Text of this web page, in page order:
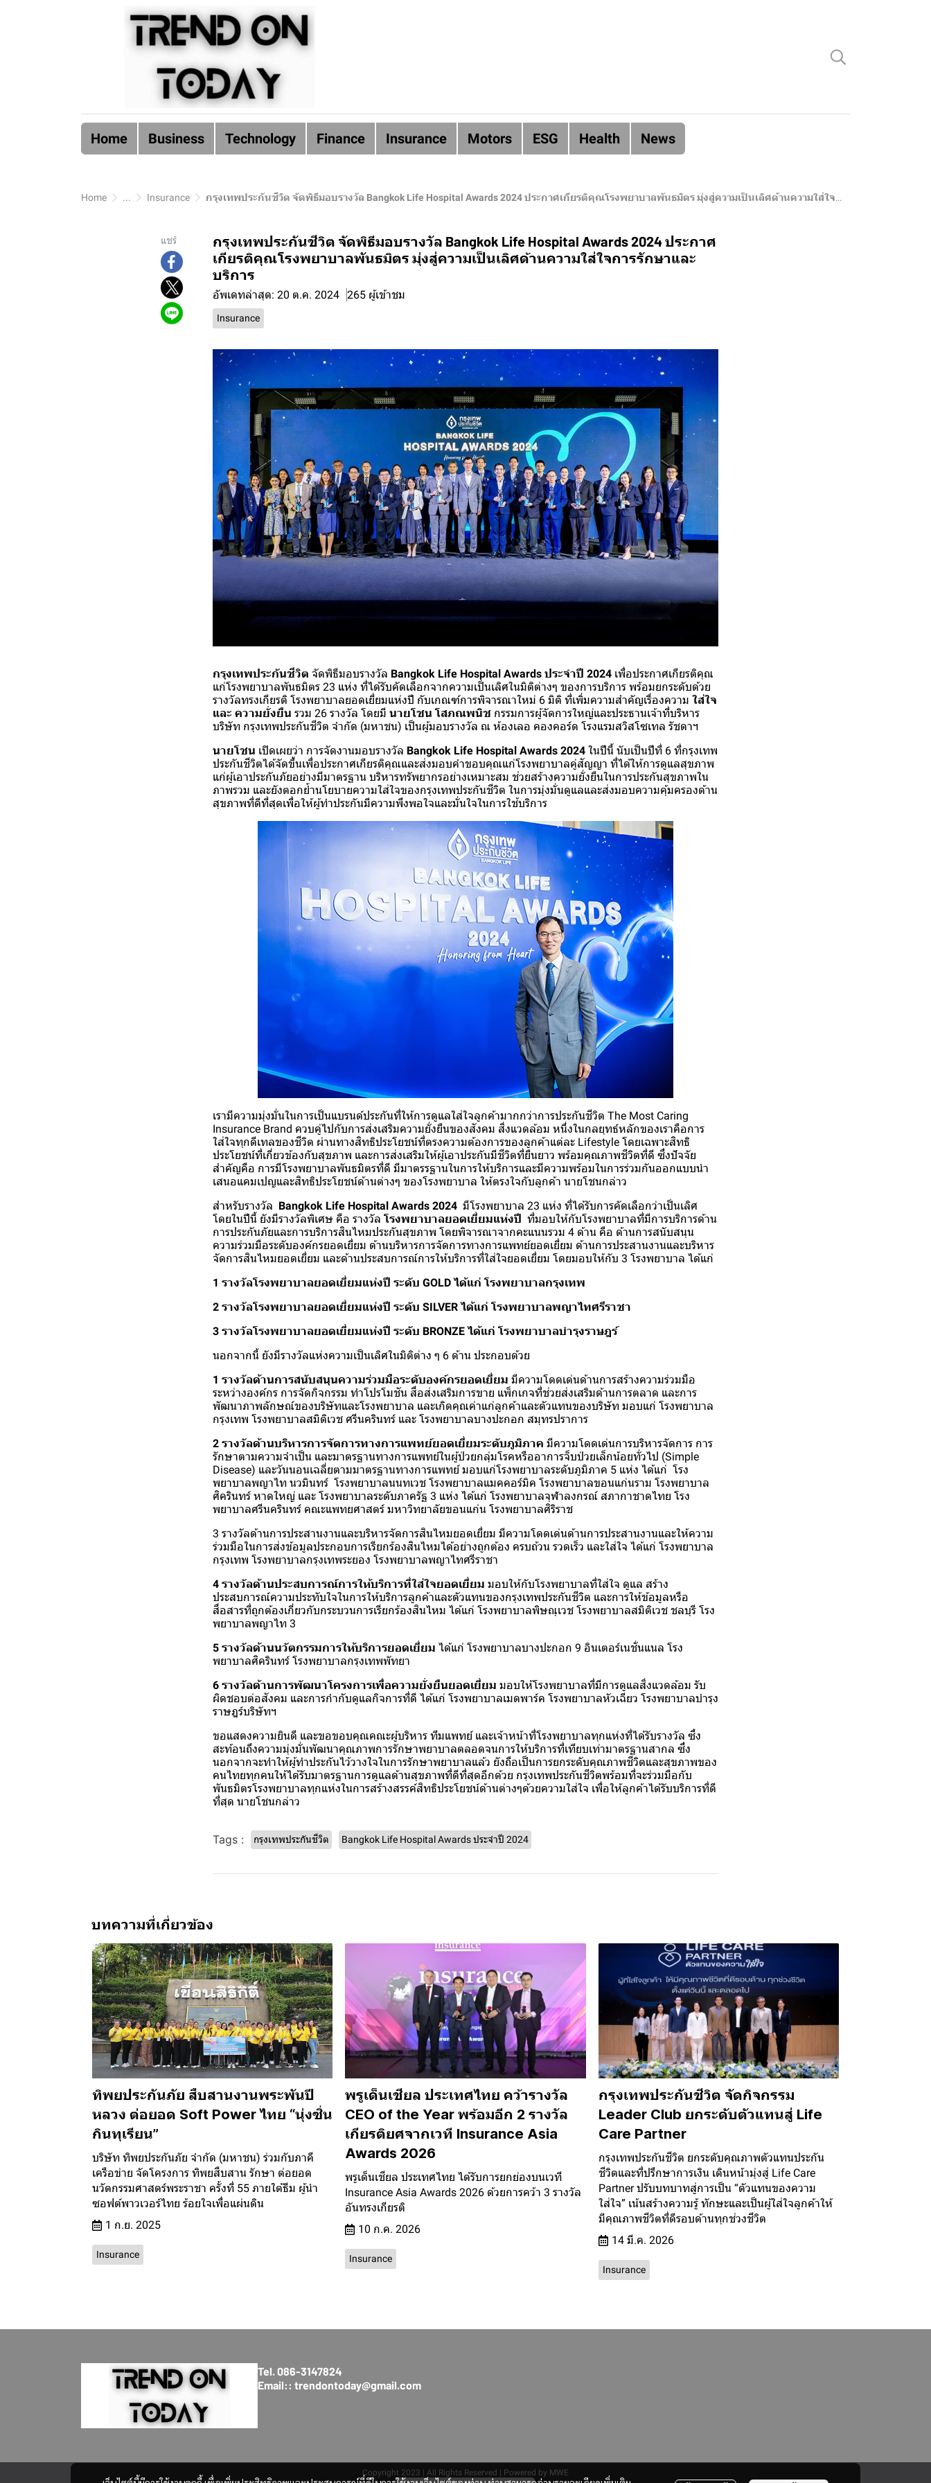
Home Business Technology Finance Insurance Motors ESG Health News
Home ... Insurance กรุงเทพประกันชีวิต จัดพิธีมอบรางวัล Bangkok Life Hospital Awards 2024 ประกาศเกียรติคุณโรงพยาบาลพันธมิตร มุ่งสู่ความเป็นเลิศด้านความใส่ใจการรักษาและบริการ
แชร์
กรุงเทพประกันชีวิต จัดพิธีมอบรางวัล Bangkok Life Hospital Awards 2024 ประกาศ
เกียรติคุณโรงพยาบาลพันธมิตร มุ่งสู่ความเป็นเลิศด้านความใส่ใจการรักษาและ
บริการ
อัพเดทล่าสุด: 20 ต.ค. 2024 265 ผู้เข้าชม
Insurance
กรุงเทพประกันชีวิต จัดพิธีมอบรางวัล Bangkok Life Hospital Awards ประจำปี 2024 เพื่อประกาศเกียรติคุณ
แก่โรงพยาบาลพันธมิตร 23 แห่ง ที่ได้รับคัดเลือกจากความเป็นเลิศในมิติต่างๆ ของการบริการ พร้อมยกระดับด้วย
รางวัลทรงเกียรติ โรงพยาบาลยอดเยี่ยมแห่งปี กับเกณฑ์การพิจารณาใหม่ 6 มิติ ที่เพิ่มความสำคัญเรื่องความ ใส่ใจ
และ ความยั่งยืน รวม 26 รางวัล โดยมี นายโชน โสภณพนิช กรรมการผู้จัดการใหญ่และประธานเจ้าที่บริหาร
บริษัท กรุงเทพประกันชีวิต จำกัด (มหาชน) เป็นผู้มอบรางวัล ณ ห้องเลอ คองคอร์ด โรงแรมสวิสโซเทล รัชดาฯ
นายโชน เปิดเผยว่า การจัดงานมอบรางวัล Bangkok Life Hospital Awards 2024 ในปีนี้ นับเป็นปีที่ 6 ที่กรุงเทพ
ประกันชีวิตได้จัดขึ้นเพื่อประกาศเกียรติคุณและส่งมอบคำขอบคุณแก่โรงพยาบาลคู่สัญญา ที่ได้ให้การดูแลสุขภาพ
แก่ผู้เอาประกันภัยอย่างมีมาตรฐาน บริหารทรัพยากรอย่างเหมาะสม ช่วยสร้างความยั่งยืนในการประกันสุขภาพใน
ภาพรวม และยังตอกย้ำนโยบายความใส่ใจของกรุงเทพประกันชีวิต ในการมุ่งมั่นดูแลและส่งมอบความคุ้มครองด้าน
สุขภาพที่ดีที่สุดเพื่อให้ผู้ทำประกันมีความพึงพอใจและมั่นใจในการใช้บริการ
เรามีความมุ่งมั่นในการเป็นแบรนด์ประกันที่ให้การดูแลใส่ใจลูกค้ามากกว่าการประกันชีวิต The Most Caring
Insurance Brand ควบคู่ไปกับการส่งเสริมความยั่งยืนของสังคม สิ่งแวดล้อม หนึ่งในกลยุทธ์หลักของเราคือการ
ใส่ใจทุกดีเทลของชีวิต ผ่านทางสิทธิประโยชน์ที่ตรงความต้องการของลูกค้าแต่ละ Lifestyle โดยเฉพาะสิทธิ
ประโยชน์ที่เกี่ยวข้องกับสุขภาพ และการส่งเสริมให้ผู้เอาประกันมีชีวิตที่ยืนยาว พร้อมคุณภาพชีวิตที่ดี ซึ่งปัจจัย
สำคัญคือ การมีโรงพยาบาลพันธมิตรที่ดี มีมาตรรฐานในการให้บริการและมีความพร้อมในการร่วมกันออกแบบนำ
เสนอแคมเปญและสิทธิประโยชน์ด้านต่างๆ ของโรงพยาบาล ให้ตรงใจกับลูกค้า นายโชนกล่าว
สำหรับรางวัล Bangkok Life Hospital Awards 2024 มีโรงพยาบาล 23 แห่ง ที่ได้รับการคัดเลือกว่าเป็นเลิศ
โดยในปีนี้ ยังมีรางวัลพิเศษ คือ รางวัล โรงพยาบาลยอดเยี่ยมแห่งปี
ที่มอบให้กับโรงพยาบาลที่มีการบริการด้าน
การประกันภัยและการบริการสินไหมประกันสุขภาพ โดยพิจารณาจากคะแนนรวม 4 ด้าน คือ ด้านการสนับสนุน
ความร่วมมือระดับองค์กรยอดเยี่ยม ด้านบริหารการจัดการทางการแพทย์ยอดเยี่ยม ด้านการประสานงานและบริหาร
จัดการสินไหมยอดเยี่ยม และด้านประสบการณ์การให้บริการที่ใส่ใจยอดเยี่ยม โดยมอบให้กับ 3 โรงพยาบาล ได้แก่
1 รางวัลโรงพยาบาลยอดเยี่ยมแห่งปี ระดับ GOLD ได้แก่ โรงพยาบาลกรุงเทพ
2 รางวัลโรงพยาบาลยอดเยี่ยมแห่งปี ระดับ SILVER ได้แก่ โรงพยาบาลพญาไทศรีราชา
3 รางวัลโรงพยาบาลยอดเยี่ยมแห่งปี ระดับ BRONZE ได้แก่ โรงพยาบาลบำรุงราษฎร์
นอกจากนี้ ยังมีรางวัลแห่งความเป็นเลิศในมิติต่าง ๆ 6 ด้าน ประกอบด้วย
1 รางวัลด้านการสนับสนุนความร่วมมือระดับองค์กรยอดเยี่ยม มีความโดดเด่นด้านการสร้างความร่วมมือ
ระหว่างองค์กร การจัดกิจกรรม ทำโปรโมชัน สื่อส่งเสริมการขาย แพ็กเกจที่ช่วยส่งเสริมด้านการตลาด และการ
พัฒนาภาพลักษณ์ของบริษัทและโรงพยาบาล และเกิดคุณค่าแก่ลูกค้าและตัวแทนของบริษัท มอบแก่ โรงพยาบาล
กรุงเทพ โรงพยาบาลสมิติเวช ศรีนครินทร์ และ โรงพยาบาลบางปะกอก สมุทรปราการ
2 รางวัลด้านบริหารการจัดการทางการแพทย์ยอดเยี่ยมระดับภูมิภาค มีความโดดเด่นการบริหารจัดการ การ
รักษาตามความจำเป็น และมาตรฐานทางการแพทย์ในผู้ป่วยกลุ่มโรคหรืออาการจ็บป่วยเล็กน้อยทั่วไป (Simple
Disease) และวันนอนเฉลี่ยตามมาตรฐานทางการแพทย์ มอบแก่โรงพยาบาลระดับภูมิภาค 5 แห่ง ได้แก่ โรง
พยาบาลพญาไท นวมินทร์ โรงพยาบาลนนทเวช โรงพยาบาลแมคคอร์มิค โรงพยาบาลขอนแก่นราม โรงพยาบาล
ศิครินทร์ หาดใหญ่ และ โรงพยาบาลระดับภาครัฐ 3 แห่ง ได้แก่ โรงพยาบาลจุฬาลงกรณ์ สภากาชาดไทย โรง
พยาบาลศรีนครินทร์ คณะแพทยศาสตร์ มหาวิทยาลัยขอนแก่น โรงพยาบาลศิริราช
3 รางวัลด้านการประสานงานและบริหารจัดการสินไหมยอดเยี่ยม มีความโดดเด่นด้านการประสานงานและให้ความ
ร่วมมือในการส่งข้อมูลประกอบการเรียกร้องสินไหมได้อย่างถูกต้อง ครบถ้วน รวดเร็ว และใส่ใจ ได้แก่ โรงพยาบาล
กรุงเทพ โรงพยาบาลกรุงเทพระยอง โรงพยาบาลพญาไทศรีราชา
4 รางวัลด้านประสบการณ์การให้บริการที่ใส่ใจยอดเยี่ยม มอบให้กับโรงพยาบาลที่ใส่ใจ ดูแล สร้าง
ประสบการณ์ความประทับใจในการให้บริการลูกค้าและตัวแทนของกรุงเทพประกันชีวิต และการให้ข้อมูลหรือ
สื่อสารที่ถูกต้องเกี่ยวกับกระบวนการเรียกร้องสินไหม ได้แก่ โรงพยาบาลพิษณุเวช โรงพยาบาลสมิติเวช ชลบุรี โรง
พยาบาลพญาไท 3
5 รางวัลด้านนวัตกรรมการให้บริการยอดเยี่ยม ได้แก่ โรงพยาบาลบางปะกอก 9 อินเตอร์เนชั่นแนล โรง
พยาบาลศิครินทร์ โรงพยาบาลกรุงเทพพัทยา
6 รางวัลด้านการพัฒนาโครงการเพื่อความยั่งยืนยอดเยี่ยม มอบให้โรงพยาบาลที่มีการดูแลสิ่งแวดล้อม รับ
ผิดชอบต่อสังคม และการกำกับดูแลกิจการที่ดี ได้แก่ โรงพยาบาลเมดพาร์ค โรงพยาบาลหัวเฉียว โรงพยาบาลบำรุง
ราษฎร์บริษัทฯ
ขอแสดงความยินดี และขอขอบคุณคณะผู้บริหาร ทีมแพทย์ และเจ้าหน้าที่โรงพยาบาลทุกแห่งที่ได้รับรางวัล ซึ่ง
สะท้อนถึงความมุ่งมั่นพัฒนาคุณภาพการรักษาพยาบาลตลอดจนการให้บริการที่เทียบเท่ามาตรฐานสากล ซึ่ง
นอกจากจะทำให้ผู้ทำประกันไว้วางใจในการรักษาพยาบาลแล้ว ยังถือเป็นการยกระดับคุณภาพชีวิตและสุขภาพของ
คนไทยทุกคนให้ได้รับมาตรฐานการดูแลด้านสุขภาพที่ดีที่สุดอีกด้วย กรุงเทพประกันชีวิตพร้อมที่จะร่วมมือกับ
พันธมิตรโรงพยาบาลทุกแห่งในการสร้างสรรค์สิทธิประโยชน์ด้านต่างๆด้วยความใส่ใจ เพื่อให้ลูกค้าได้รับบริการที่ดี
ที่สุด นายโชนกล่าว
Tags : กรุงเทพประกันชีวิต Bangkok Life Hospital Awards ประจำปี 2024
บทความที่เกี่ยวข้อง
ทิพยประกันภัย สืบสานงานพระพันปี
หลวง ต่อยอด Soft Power ไทย “นุ่งซิ่น
กินทุเรียน”
บริษัท ทิพยประกันภัย จำกัด (มหาชน) ร่วมกับภาคี
เครือข่าย จัดโครงการ ทิพยสืบสาน รักษา ต่อยอด
นวัตกรรมศาสตร์พระราชา ครั้งที่ 55 ภายใต้ธีม ผู้นำ
ซอฟต์พาวเวอร์ไทย ร้อยใจเพื่อแผ่นดิน
1 ก.ย. 2025
Insurance
พรูเด็นเชียล ประเทศไทย คว้ารางวัล
CEO of the Year พร้อมอีก 2 รางวัล
เกียรติยศจากเวที Insurance Asia
Awards 2026
พรูเด็นเชียล ประเทศไทย ได้รับการยกย่องบนเวที
Insurance Asia Awards 2026 ด้วยการคว้า 3 รางวัล
อันทรงเกียรติ
10 ก.ค. 2026
Insurance
กรุงเทพประกันชีวิต จัดกิจกรรม
Leader Club ยกระดับตัวแทนสู่ Life
Care Partner
กรุงเทพประกันชีวิต ยกระดับคุณภาพตัวแทนประกัน
ชีวิตและที่ปรึกษาการเงิน เดินหน้ามุ่งสู่ Life Care
Partner ปรับบทบาทสู่การเป็น “ตัวแทนของความ
ใส่ใจ” เน้นสร้างความรู้ ทักษะและเป็นผู้ใส่ใจลูกค้าให้
มีคุณภาพชีวิตที่ดีรอบด้านทุกช่วงชีวิต
14 มี.ค. 2026
Insurance
Tel. 086-3147824
Email:: trendontoday@gmail.com
Copyright 2023 | All Rights Reserved | Powered by MWE